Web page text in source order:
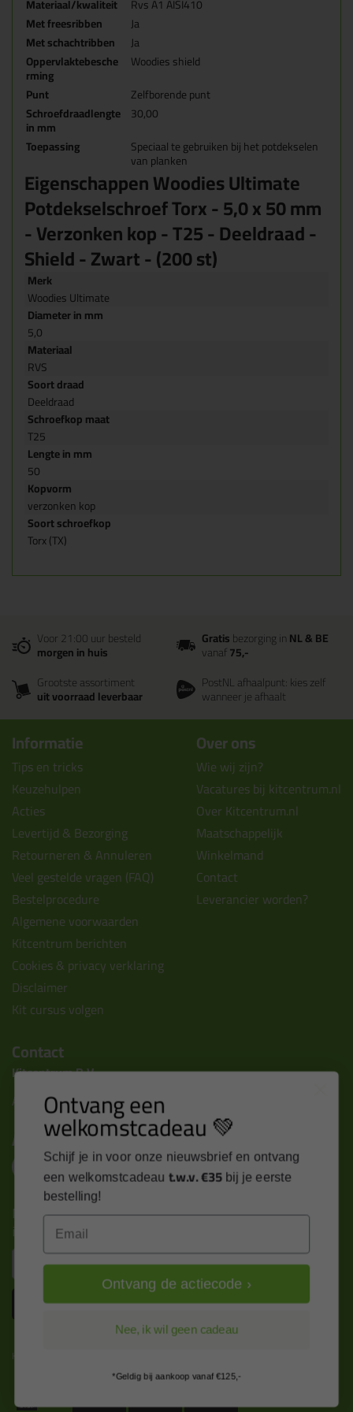
Materiaal/kwaliteit
Rvs A1 AISI410
Met freesribben
Ja
Met schachtribben
Ja
Oppervlaktebesche
rming
Woodies shield
Punt
Zelfborende punt
Schroefdraadlengte
in mm
30,00
Toepassing
Speciaal te gebruiken bij het potdekselen
van planken
Eigenschappen Woodies Ultimate
Potdekselschroef Torx - 5,0 x 50 mm
- Verzonken kop - T25 - Deeldraad -
Shield - Zwart - (200 st)
Merk
Woodies Ultimate
Diameter in mm
5,0
Materiaal
RVS
Soort draad
Deeldraad
Schroefkop maat
T25
Lengte in mm
50
Kopvorm
verzonken kop
Soort schroefkop
Torx (TX)
Voor 21:00 uur besteld
morgen in huis
Gratisbezorging inNL & BE
vanaf75,-
Grootste assortiment
uit voorraad leverbaar
PostNL afhaalpunt: kies zelf
wanneer je afhaalt
Informatie
Tips en tricks
Keuzehulpen
Acties
Levertijd & Bezorging
Retourneren & Annuleren
Veel gestelde vragen (FAQ)
Bestelprocedure
Algemene voorwaarden
Kitcentrum berichten
Cookies & privacy verklaring
Disclaimer
Kit cursus volgen
Over ons
Wie wij zijn?
Vacatures bij kitcentrum.nl
Over Kitcentrum.nl
Maatschappelijk
Winkelmand
Contact
Leverancier worden?
Contact
Kitcentrum B.V.
Alle contactgegevens >
Altijd op de hoogte blijven?
Nieuws, tips en exclusieve deals rechtstreeks in je
inbox
Inschrijven
Kitcentrum is trots op:
Ontvang een
welkomstcadeau 💚
Schijf je in voor onze nieuwsbrief en ontvang
een welkomstcadeau t.w.v. €35 bij je eerste
bestelling!
Ontvang de actiecode ›
Nee, ik wil geen cadeau
*Geldig bij aankoop vanaf €125,-